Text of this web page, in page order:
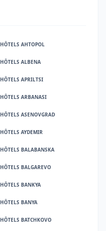
HÔTELS AHTOPOL
HÔTELS ALBENA
HÔTELS APRILTSI
HÔTELS ARBANASI
HÔTELS ASENOVGRAD
HÔTELS AYDEMIR
HÔTELS BALABANSKA
HÔTELS BALGAREVO
HÔTELS BANKYA
HÔTELS BANYA
HÔTELS BATCHKOVO